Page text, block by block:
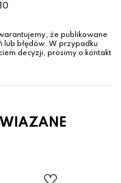
że publikowane
lub błędów. W przypadku
decyzji, prosimy o kontakt